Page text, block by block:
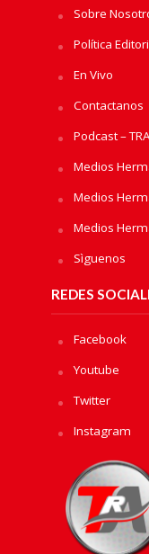
Sobre
Política
En Vivo
Contactanos
Podcast –
Medios
Medios
Medios
Sìguenos
REDES
Facebook
Youtube
Twitter
Instagram